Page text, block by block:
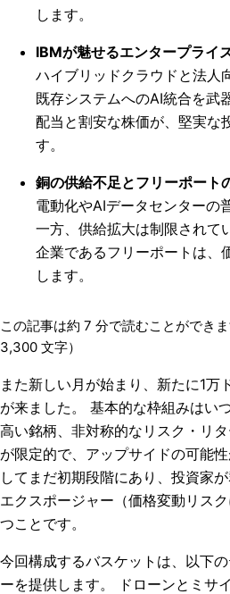
します。
IBMが魅せるエンタープライ
ハイブリッドクラウドと法人
既存システムへのAI統合を武
配当と割安な株価が、堅実な
す。
銅の供給不足とフリーポート
電動化やAIデータセンターの
一方、供給拡大は制限されて
企業であるフリーポートは、
します。
この記事は約 7 分で読むことができ
3,300 文字）
また新しい月が始まり、新たに1万
が来ました。 基本的な枠組みはい
高い銘柄、非対称的なリスク・リ
が限定的で、アップサイドの可能
してまだ初期段階にあり、投資家
エクスポージャー（価格変動リス
つことです。
今回構成するバスケットは、以下
ーを提供します。 ドローンとミサ